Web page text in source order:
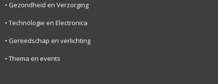
Gezondheid en Verzorging
Technologie en Electronica
Gereedschap en verlichting
Thema en events